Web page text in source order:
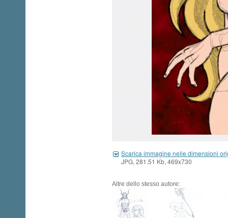
Scarica immagine nelle dimensioni
JPG, 281.51 Kb, 469x730
Altre dello stesso autore: